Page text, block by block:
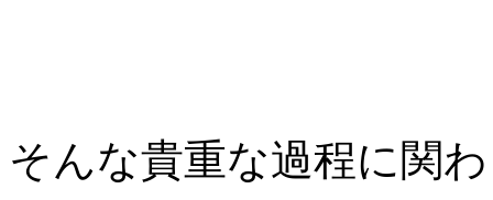
そんな貴重な過程に関